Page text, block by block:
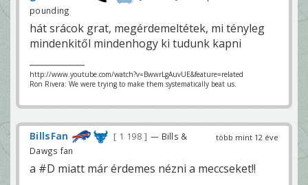
pounding
hát srácok grat, megérdemeltétek, mi tényleg
mindenkitől mindenhogy ki tudunk kapni
http://www.youtube.com/watch?v=BwwrLgAuvUE&feature=related
Ron Rivera: We were trying to make them systematically beat us.
több mint 12 éve
BillsFan 1 198
— Bills &
Dawgs fan
a #D miatt már érdemes nézni a meccseket!!